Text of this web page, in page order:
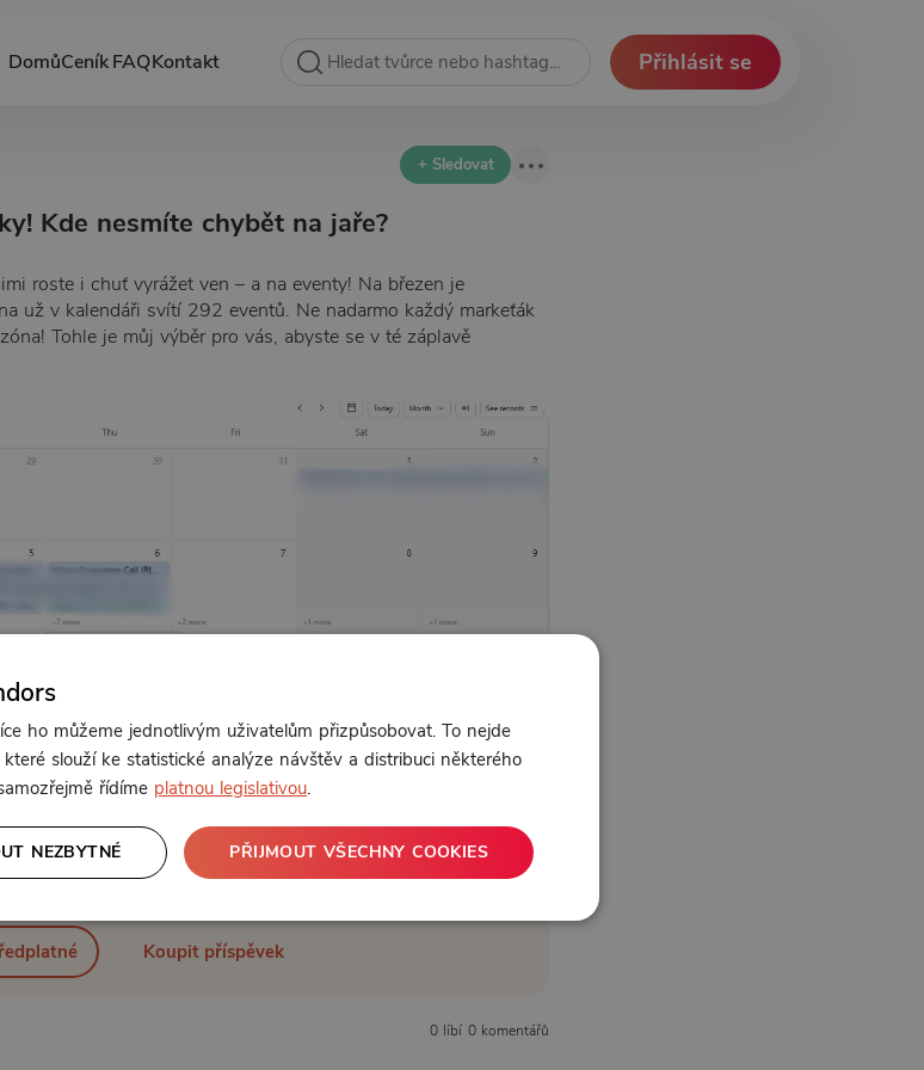
DomůCeníkFAQKontakt Přihlásit se
+ Sledovat
Kde nesmíte chybět na jaře?
roste i chuť vyrážet ven – a na eventy! Na březen je
už v kalendáři svítí 292 eventů. Ne nadarmo každý markeťák
Tohle je můj výběr pro vás, abyste se v té záplavě
nebo 2975 Kč jednorázově
Koupit příspěvek
0 líbí 0 komentářů
ho můžeme jednotlivým uživatelům přizpůsobovat. To nejde
slouží ke statistické analýze návštěv a distribuci některého
řídíme platnou legislativou.
PŘIJMOUT VŠECHNY COOKIES
NEZBYTNÉ